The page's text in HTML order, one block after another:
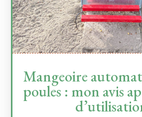
Mangeoire
poules : mon avis